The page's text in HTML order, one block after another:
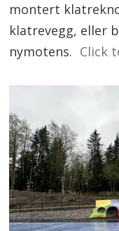
montert
klatrevegg, eller
nymotens. Click